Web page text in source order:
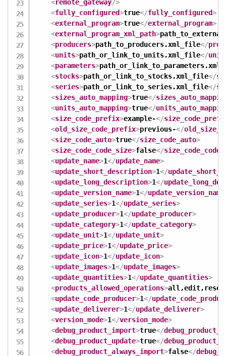
<remote_gateway/>
<fully_configured>true</fully_configured>
<external_program>true</external_program>
<external_program_xml_path>
<producers>path_to_producers.xml_file</
<units>path_or_link_to_units.xml_file</
<parameters>
<stocks>path_or_link_to_stocks.xml_file</
<series>path_or_link_to_series.xml_file</
<sizes_auto_mapping>true</
<units_auto_mapping>true</
<size_code_prefix>example-</
<old_size_code_prefix>previous-</
<size_code_auto>true</size_code_auto>
<size_code_code_size>false</
<update_name>1</update_name>
<update_short_description>1</
<update_long_description>1</
<update_version_name>1</update_version_name
<update_series>1</update_series>
<update_producer>1</update_producer>
<update_category>1</update_category>
<update_unit>1</update_unit>
<update_price>1</update_price>
<update_icon>1</update_icon>
<update_images>1</update_images>
<update_quantities>1</update_quantities>
<products_allowed_operations>all,edit,reset
<update_code_producer>1</
<update_deliverer>1</update_deliverer>
<version_mode>1</version_mode>
<debug_product_import>true</
<debug_product_update>true</
<debug_product_always_import>false</